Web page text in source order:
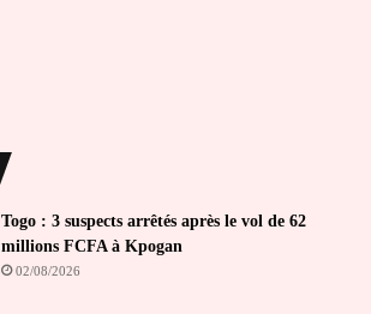
Togo : 3 suspects arrêtés après le vol de 62
millions FCFA à Kpogan
02/08/2026